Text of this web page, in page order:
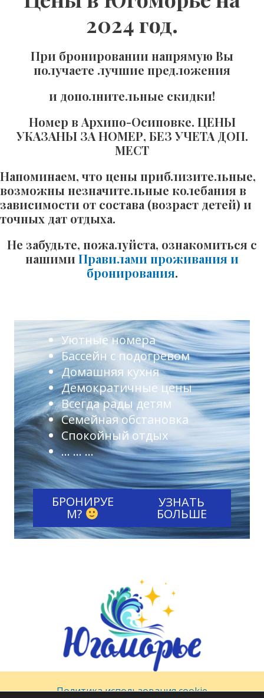
2024 год.
При бронировании напрямую Вы
получаете лучшие предложения
и дополнительные скидки!
Номер в Архипо-Осиповке. ЦЕНЫ
УКАЗАНЫ ЗА НОМЕР, БЕЗ УЧЕТА ДОП.
МЕСТ
Напоминаем, что цены приблизительные,
возможны незначительные колебания в
зависимости от состава (возраст детей) и
точных дат отдыха.
Не забудьте, пожалуйста, ознакомиться с
нашими Правилами проживания и
бронирования.
Уютные номера
Бассейн с подогревом
Домашняя кухня
Демократичные цены
Всегда рады детям
Семейная обстановка
Спокойный отдых
… … …
БРОНИРУЕ
М?
УЗНАТЬ
БОЛЬШЕ
Политика использования cookie